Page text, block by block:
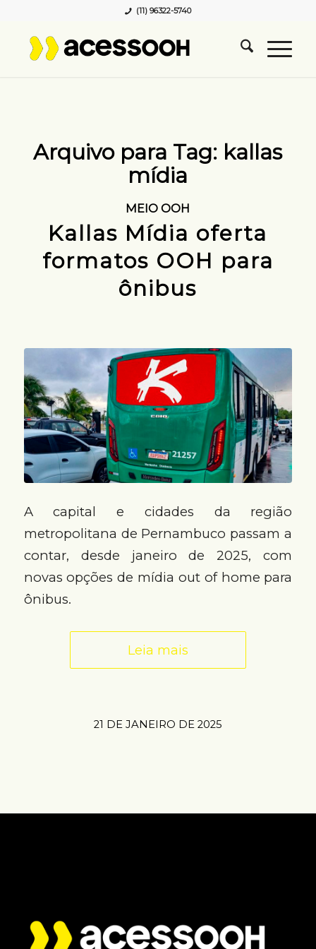
(11) 96322-5740
Arquivo para Tag: kallas
mídia
MEIO OOH
Kallas Mídia oferta
formatos OOH para
ônibus
A capital e cidades da região
metropolitana de Pernambuco passam a
contar, desde janeiro de 2025, com
novas opções de mídia out of home para
ônibus.
Leia mais
21 DE JANEIRO DE 2025